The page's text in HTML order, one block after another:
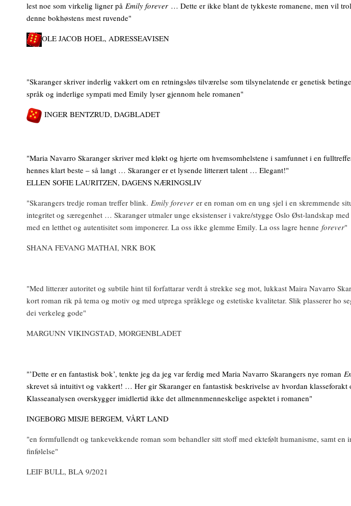
lest noe som virkelig ligner på Emily forever … Dette er ikke blant de tykkeste romanene, men vil
denne bokhøstens mest ruvende"
OLE JACOB HOEL, ADRESSEAVISEN
"Skaranger skriver inderlig vakkert om en retningsløs tilværelse som tilsynelatende er genetisk
språk og inderlige sympati med Emily lyser gjennom hele romanen"
INGER BENTZRUD, DAGBLADET
"Maria Navarro Skaranger skriver med kløkt og hjerte om hvemsomhelstene i samfunnet i en
hennes klart beste – så langt … Skaranger er et lysende litterært talent … Elegant!"
ELLEN SOFIE LAURITZEN, DAGENS NÆRINGSLIV
"Skarangers tredje roman treffer blink. Emily forever er en roman om en ung sjel i en skremmende
integritet og særegenhet … Skaranger utmaler unge eksistenser i vakre/stygge Oslo Øst-landskap
med en letthet og autentisitet som imponerer. La oss ikke glemme Emily. La oss lagre henne forever"
SHANA FEVANG MATHAI, NRK BOK
"Med litterær autoritet og subtile hint til forfattarar verdt å strekke seg mot, lukkast Maira Navarro
kort roman rik på tema og motiv og med utprega språklege og estetiske kvalitetar. Slik plasserer ho
dei verkeleg gode"
MARGUNN VIKINGSTAD, MORGENBLADET
"’Dette er en fantastisk bok’, tenkte jeg da jeg var ferdig med Maria Navarro Skarangers nye roman
skrevet så intuitivt og vakkert! … Her gir Skaranger en fantastisk beskrivelse av hvordan
Klasseanalysen overskygger imidlertid ikke det allmennmenneskelige aspektet i romanen"
INGEBORG MISJE BERGEM, VÅRT LAND
"en formfullendt og tankevekkende roman som behandler sitt stoff med ektefølt humanisme, samt en
finfølelse"
LEIF BULL, BLA 9/2021